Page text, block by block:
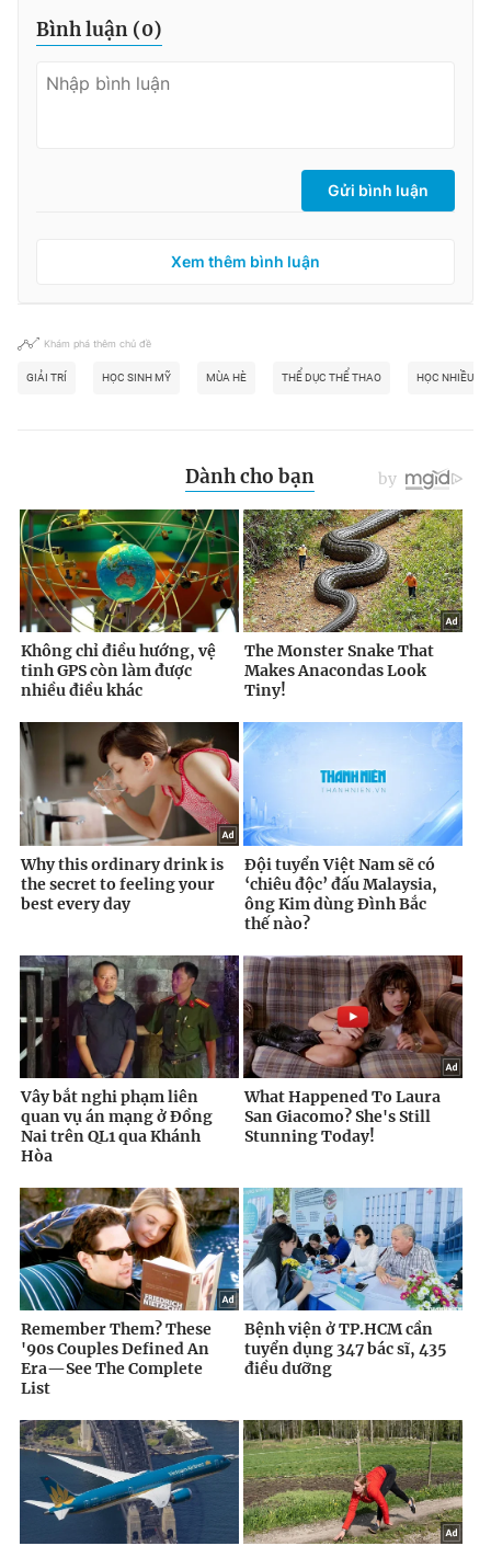
Bình luận (0)
Gửi bình luận
Xem thêm bình luận
Khám phá thêm chủ đề
GIẢI TRÍ HỌC SINH MỸ MÙA HÈ THỂ DỤC THỂ THAO HỌC NHIỀU